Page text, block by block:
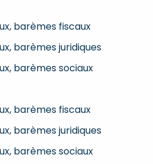
barèmes fiscaux
barèmes juridiques
barèmes sociaux
barèmes fiscaux
barèmes juridiques
barèmes sociaux